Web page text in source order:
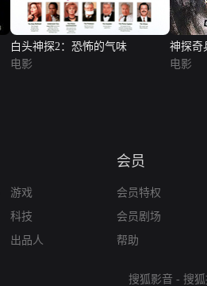
白头神探2：恐怖的气味
电影
神探奇
电影
游戏
科技
出品人
会员
会员特权
会员剧场
帮助
搜狐影音 - 搜